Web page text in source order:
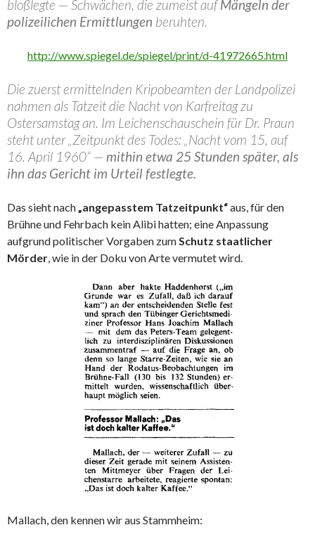
bloßlegte — Schwächen, die zumeist aufMängeln der
polizeilichen Ermittlungen beruhten.
http://www.spiegel.de/spiegel/print/d-41972665.html
Die zuerst ermittelnden Kripobeamten der Landpolizei
nahmen als Tatzeit die Nacht von Karfreitag zu
Ostersamstag an. Im Leichenschauschein für Dr. Praun
steht unter „Zeitpunkt des Todes: „Nacht vom 15, auf
16. April 1960“ — mithin etwa 25 Stunden später, als
ihn das Gericht im Urteil festlegte.
Das sieht nach „angepasstem Tatzeitpunkt“aus, für den
Brühne und Fehrbach kein Alibi hatten; eine Anpassung
aufgrund politischer Vorgaben zum Schutz staatlicher
Mörder , wie in der Doku von Arte vermutet wird.
Mallach, den kennen wir aus Stammheim: